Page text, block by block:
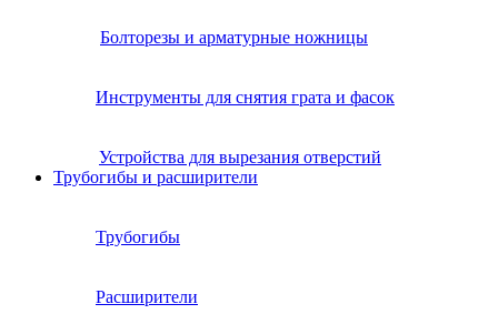
Болторезы и арматурные ножницы
Инструменты для снятия грата и фасок
Устройства для вырезания отверстий
Трубогибы и расширители
Трубогибы
Расширители